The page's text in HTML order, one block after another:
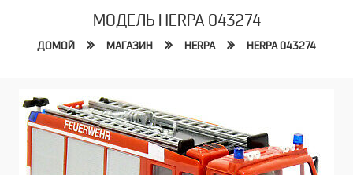
МОДЕЛЬ HERPA 043274
ДОМОЙ МАГАЗИН HERPA HERPA 043274